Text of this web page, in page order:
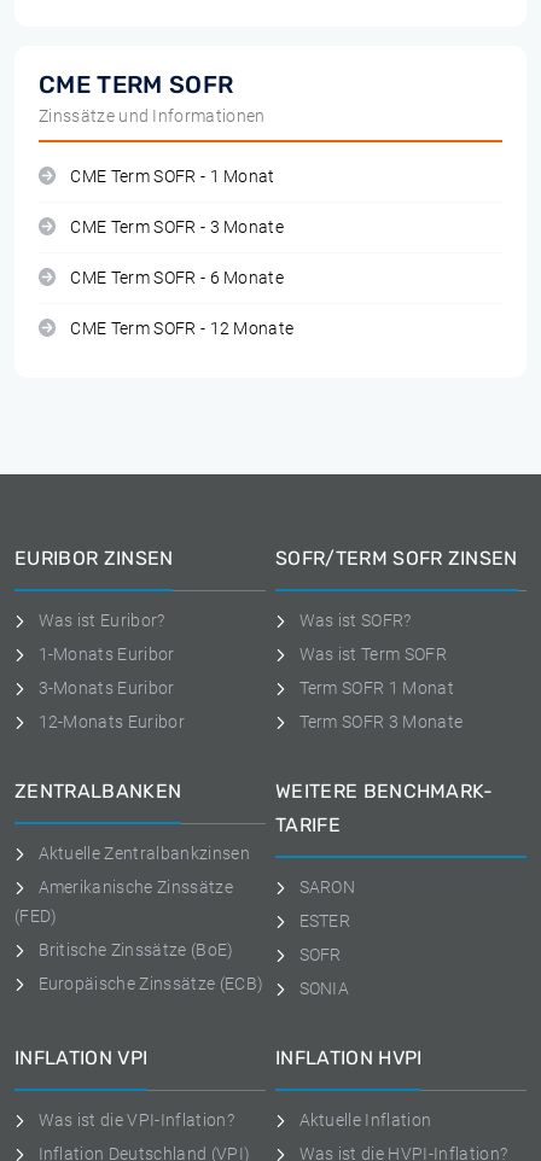
CME TERM SOFR
Zinssätze und Informationen
CME Term SOFR - 1 Monat
CME Term SOFR - 3 Monate
CME Term SOFR - 6 Monate
CME Term SOFR - 12 Monate
EURIBOR ZINSEN
Was ist Euribor?
1-Monats Euribor
3-Monats Euribor
12-Monats Euribor
SOFR/TERM SOFR ZINSEN
Was ist SOFR?
Was ist Term SOFR
Term SOFR 1 Monat
Term SOFR 3 Monate
ZENTRALBANKEN
Aktuelle Zentralbankzinsen
Amerikanische Zinssätze
(FED)
Britische Zinssätze (BoE)
Europäische Zinssätze (ECB)
WEITERE BENCHMARK-
TARIFE
SARON
ESTER
SOFR
SONIA
INFLATION VPI
Was ist die VPI-Inflation?
Inflation Deutschland (VPI)
INFLATION HVPI
Aktuelle Inflation
Was ist die HVPI-Inflation?